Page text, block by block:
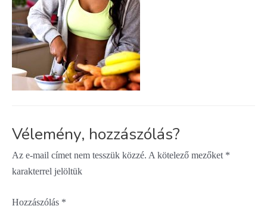
Vélemény, hozzászólás?
Az e-mail címet nem tesszük közzé. A kötelező mezőket *
karakterrel jelöltük
Hozzászólás *